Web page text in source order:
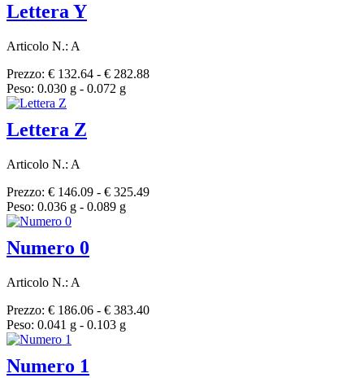
Lettera Y
Articolo N.: A
Prezzo: € 132.64 - € 282.88
Peso: 0.030 g - 0.072 g
Lettera Z
Articolo N.: A
Prezzo: € 146.09 - € 325.49
Peso: 0.036 g - 0.089 g
Numero 0
Articolo N.: A
Prezzo: € 186.06 - € 383.40
Peso: 0.041 g - 0.103 g
Numero 1